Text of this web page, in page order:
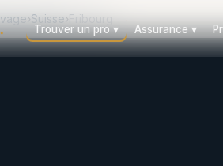
Trouver un pro▾ Assurance▾
›Suisse›Fribourg